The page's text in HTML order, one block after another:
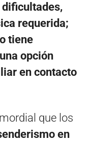
requerida;
tiene
opción
en contacto
que los
en